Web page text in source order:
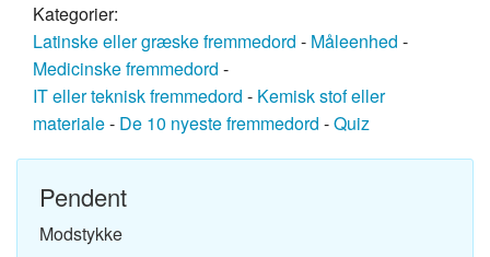
Kategorier:
Latinske eller græske fremmedord - Måleenhed -
Medicinske fremmedord -
IT eller teknisk fremmedord - Kemisk stof eller
materiale- De 10 nyeste fremmedord -Quiz
Pendent
Modstykke